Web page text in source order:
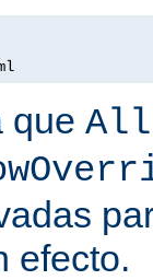
que
efecto.